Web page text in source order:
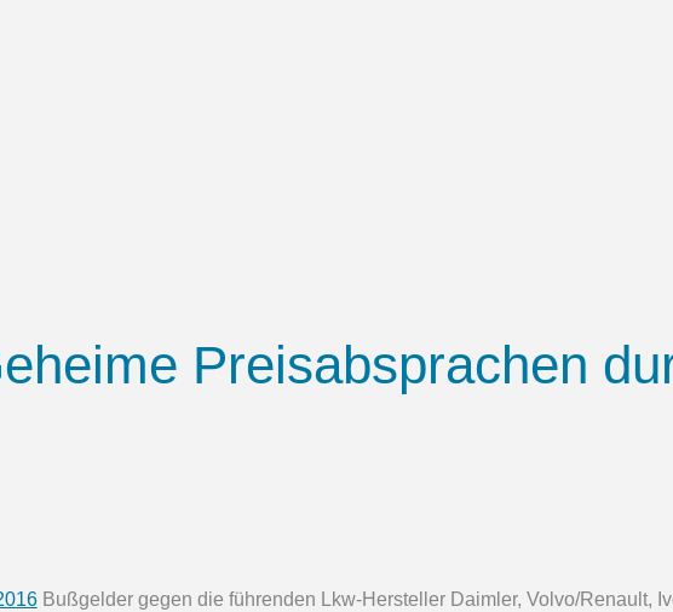
Preisabsprachen
Bußgelder gegen die führenden Lkw-Hersteller Daimler, Volvo/Renault,